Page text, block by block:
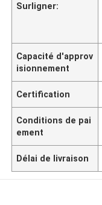
Surligner:
Capacité d'approv
isionnement
Certification
Conditions de pai
ement
Délai de livraison